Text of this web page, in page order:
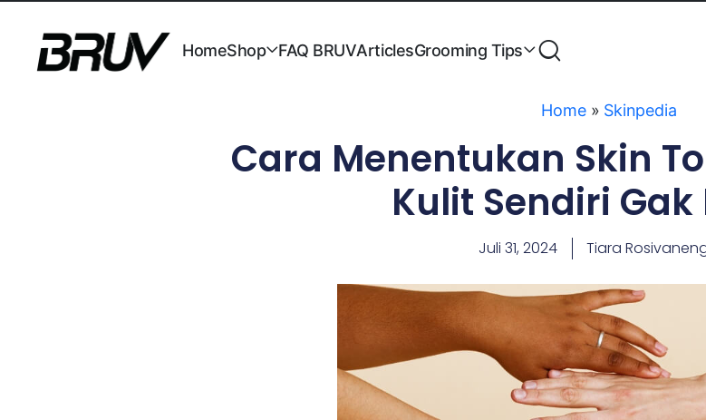
HomeShop FAQ BRUVArticlesGrooming Tips
Home» Skinpedia
Cara Menentukan Skin
Kulit Sendiri Gak
Juli 31, 2024 Tiara